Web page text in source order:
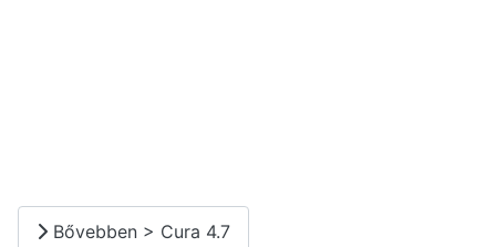
Bővebben > Cura 4.7